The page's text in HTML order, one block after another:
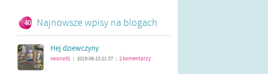
Najnowsze wpisy na blogach
Hej dziewczyny
iwona91 2019-06-15 21:57 2 komentarzy